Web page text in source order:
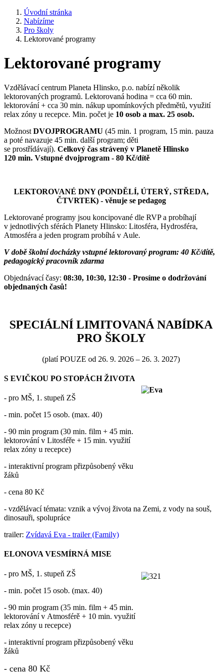
Úvodní stránka
Nabízíme
Pro školy
Lektorované programy
Lektorované programy
Vzdělávací centrum Planeta Hlinsko, p.o. nabízí několik
lektorovaných programů. Lektorovaná hodina = cca 60 min.
lektorování + cca 30 min. nákup upomínkových předmětů, využití
relax zóny u recepce. Min. počet je 10 osob a max. 25 osob.
Možnost DVOJPROGRAMU (45 min. 1 program, 15 min. pauza
a poté navazuje 45 min. další program; děti
se prostřídávají). Celkový čas strávený v Planetě Hlinsko
120 min. Vstupné dvojprogram - 80 Kč/dítě
LEKTOROVANÉ DNY (PONDĚLÍ, ÚTERÝ, STŘEDA,
ČTVRTEK) - věnuje se pedagog
Lektorované programy jsou koncipované dle RVP a probíhají
v jednotlivých sférách Planety Hlinsko: Litosféra, Hydrosféra,
Atmosféra a jeden program probíhá v Aule.
V době školní docházky vstupné lektorovaný program: 40 Kč/dítě,
pedagogický pracovník zdarma
Objednávací časy: 08:30, 10:30, 12:30 - Prosíme o dodržování
objednaných časů!
SPECIÁLNÍ LIMITOVANÁ NABÍDKA
PRO ŠKOLY
(platí POUZE od 26. 9. 2026 – 26. 3. 2027)
S EVIČKOU PO STOPÁCH ŽIVOTA
- pro MŠ, 1. stupeň ZŠ
- min. počet 15 osob. (max. 40)
- 90 min program (30 min. film + 45 min.
lektorování v Litosféře + 15 min. využití
relax zóny u recepce)
- interaktivní program přizpůsobený věku
žáků
- cena 80 Kč
- vzdělávací témata: vznik a vývoj života na Zemi, z vody na souš,
dinosauři, spolupráce
trailer: Zvídavá Eva - trailer (Family)
ELONOVA VESMÍRNÁ MISE
- pro MŠ, 1. stupeň ZŠ
- min. počet 15 osob. (max. 40)
- 90 min program (35 min. film + 45 min.
lektorování v Atmosférě + 10 min. využití
relax zóny u recepce)
- interaktivní program přizpůsobený věku
žáků
- cena 80 Kč